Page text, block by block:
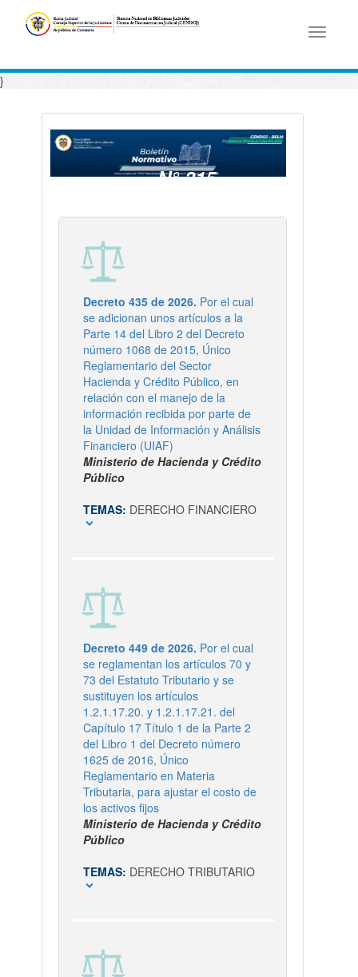
Toggle
}
N° 315- 08/05/2026
Decreto 435 de 2026. Por el cual
se adicionan unos artículos a la
Parte 14 del Libro 2 del Decreto
número 1068 de 2015, Único
Reglamentario del Sector
Hacienda y Crédito Público, en
relación con el manejo de la
información recibida por parte de
la Unidad de Información y Análisis
Financiero (UIAF)
Ministerio de Hacienda y Crédito
Público
TEMAS: DERECHO FINANCIERO
expand_more
Decreto 449 de 2026. Por el cual
se reglamentan los artículos 70 y
73 del Estatuto Tributario y se
sustituyen los artículos
1.2.1.17.20. y 1.2.1.17.21. del
Capítulo 17 Título 1 de la Parte 2
del Libro 1 del Decreto número
1625 de 2016, Único
Reglamentario en Materia
Tributaria, para ajustar el costo de
los activos fijos
Ministerio de Hacienda y Crédito
Público
TEMAS: DERECHO TRIBUTARIO
expand_more